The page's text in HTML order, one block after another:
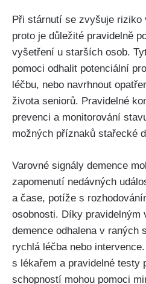
Při stárnutí se zvyšuje riziko
proto je důležité pravidelně
vyšetření u starších osob.
pomoci odhalit potenciální
léčbu, nebo navrhnout
života seniorů. Pravidelné
prevenci a monitorování
možných příznaků stařecké
Varovné signály demence
zapomenutí nedávných
a čase, potíže s
osobnosti. Díky pravidelným
demence odhalena v raných
rychlá léčba nebo
s lékařem a pravidelné testy
schopností mohou pomoci